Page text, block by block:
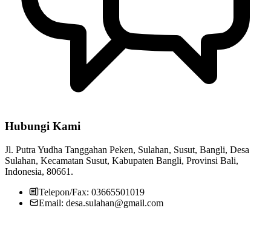
Hubungi Kami
Jl. Putra Yudha Tanggahan Peken, Sulahan, Susut, Bangli, Desa
Sulahan, Kecamatan Susut, Kabupaten Bangli, Provinsi Bali,
Indonesia, 80661.
Telepon/Fax: 03665501019
Email: desa.sulahan@gmail.com